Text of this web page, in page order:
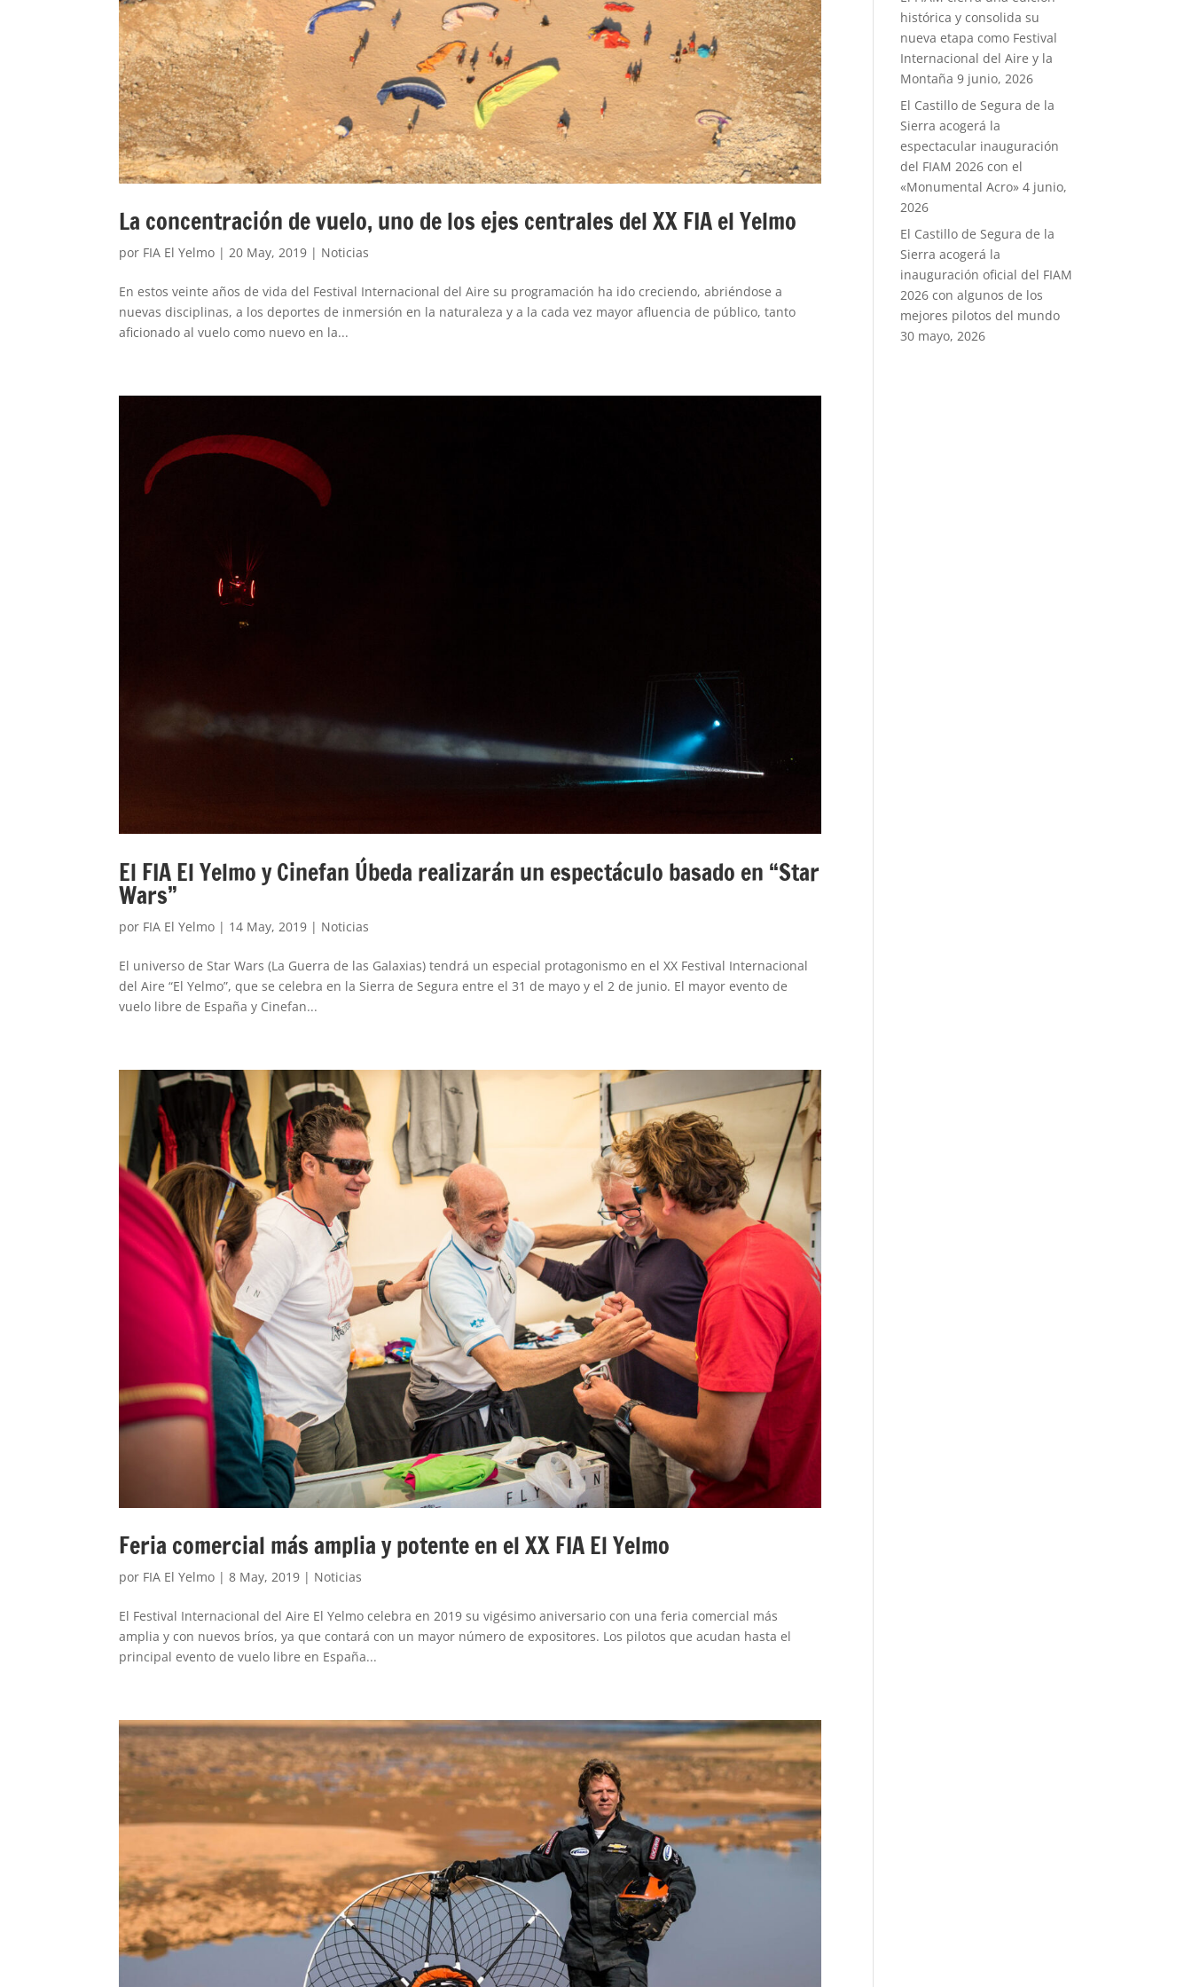
La concentración de vuelo, uno de los ejes centrales del XX FIA el Yelmo
por FIA El Yelmo | 20 May, 2019 | Noticias
En estos veinte años de vida del Festival Internacional del Aire su programación ha ido creciendo, abriéndose a
nuevas disciplinas, a los deportes de inmersión en la naturaleza y a la cada vez mayor afluencia de público, tanto
aficionado al vuelo como nuevo en la...
El FIA El Yelmo y Cinefan Úbeda realizarán un espectáculo basado en “Star
Wars”
por FIA El Yelmo | 14 May, 2019 | Noticias
El universo de Star Wars (La Guerra de las Galaxias) tendrá un especial protagonismo en el XX Festival Internacional
del Aire “El Yelmo”, que se celebra en la Sierra de Segura entre el 31 de mayo y el 2 de junio. El mayor evento de
vuelo libre de España y Cinefan...
Feria comercial más amplia y potente en el XX FIA El Yelmo
por FIA El Yelmo |8 May, 2019 | Noticias
El Festival Internacional del Aire El Yelmo celebra en 2019 su vigésimo aniversario con una feria comercial más
amplia y con nuevos bríos, ya que contará con un mayor número de expositores. Los pilotos que acudan hasta el
principal evento de vuelo libre en España...
histórica y consolida su
nueva etapa como Festival
Internacional del Aire y la
Montaña 9 junio, 2026
El Castillo de Segura de la
Sierra acogerá la
espectacular inauguración
del FIAM 2026 con el
«Monumental Acro» 4 junio,
2026
El Castillo de Segura de la
Sierra acogerá la
inauguración oficial del FIAM
2026 con algunos de los
mejores pilotos del mundo
30 mayo, 2026